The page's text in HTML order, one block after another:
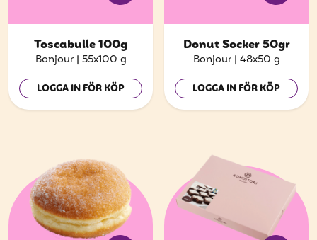
Toscabulle 100g
Bonjour | 55x100 g
LOGGA IN FÖR KÖP
Donut Socker 50gr
Bonjour | 48x50 g
LOGGA IN FÖR KÖP